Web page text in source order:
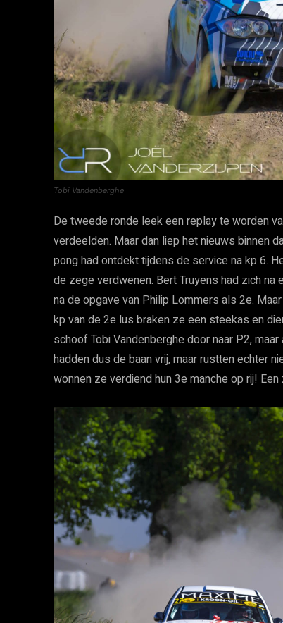
Tobi Vandenberghe
De tweede ronde leek een replay te worden
verdeelden. Maar dan liep het nieuws binnen
pong had ontdekt tijdens de service na kp 6.
de zege verdwenen. Bert Truyens had zich
na de opgave van Philip Lommers als 2e.
kp van de 2e lus braken ze een steekas en
schoof Tobi Vandenberghe door naar P2,
hadden dus de baan vrij, maar rustten echter
wonnen ze verdiend hun 3e manche op rij!